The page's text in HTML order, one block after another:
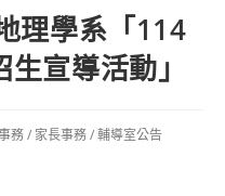
理學系「114
宣導活動」
務/ 家長事務/輔導室公告